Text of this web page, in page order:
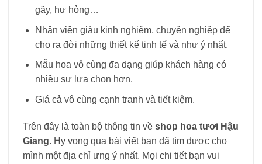
gãy, hư hỏng…
Nhân viên giàu kinh nghiệm, chuyên nghiệp để
cho ra đời những thiết kế tinh tế và như ý nhất.
Mẫu hoa vô cùng đa dạng giúp khách hàng có
nhiều sự lựa chọn hơn.
Giá cả vô cùng cạnh tranh và tiết kiệm.
Trên đây là toàn bộ thông tin về shop hoa tươi Hậu
Giang. Hy vọng qua bài viết bạn đã tìm được cho
mình một địa chỉ ưng ý nhất. Mọi chi tiết bạn vui